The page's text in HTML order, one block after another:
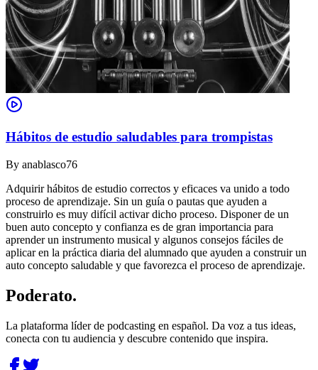
Hábitos de estudio saludables para trompistas
By anablasco76
Adquirir hábitos de estudio correctos y eficaces va unido a todo
proceso de aprendizaje. Sin un guía o pautas que ayuden a
construirlo es muy difícil activar dicho proceso. Disponer de un
buen auto concepto y confianza es de gran importancia para
aprender un instrumento musical y algunos consejos fáciles de
aplicar en la práctica diaria del alumnado que ayuden a construir un
auto concepto saludable y que favorezca el proceso de aprendizaje.
Poderato.
La plataforma líder de podcasting en español. Da voz a tus ideas,
conecta con tu audiencia y descubre contenido que inspira.